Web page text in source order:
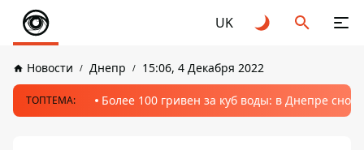
UK
Новости Днепр 15:06, 4 Декабря 2022
ТОПТЕМА: Более 100 гривен за куб воды: в Днепре